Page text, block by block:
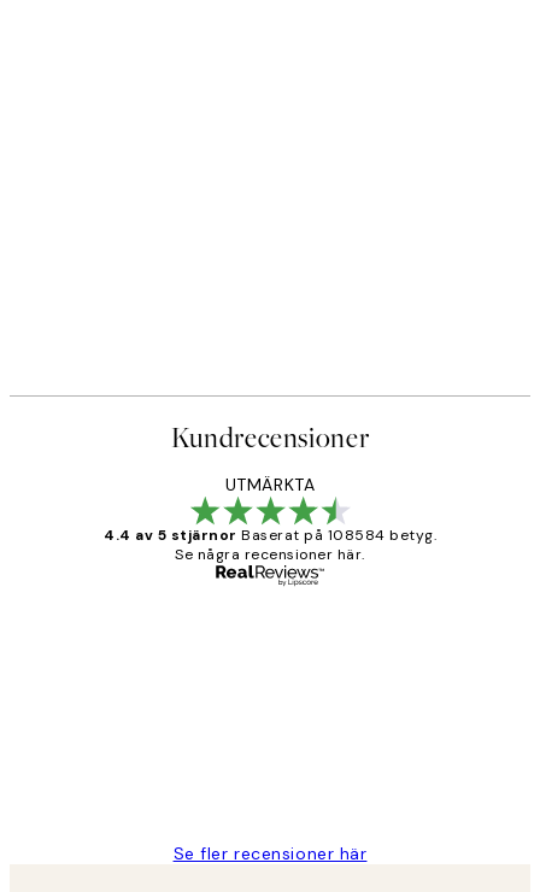
Kundrecensioner
UTMÄRKTA
4.4 av 5 stjärnor Baserat på 108584 betyg.
Se några recensioner här.
Se fler recensioner här